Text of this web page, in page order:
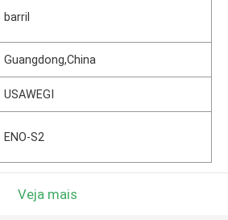
barril
Guangdong,China
USAWEGI
ENO-S2
Veja mais